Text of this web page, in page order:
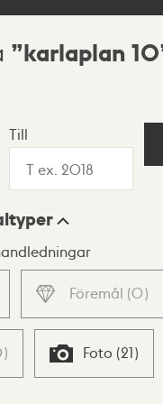
karlaplan 10
Till
Föremål (0)
) Foto (21)